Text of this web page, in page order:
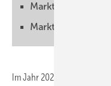
Markt in Amerika
Marktwachstum
Im Jahr 2024 gingen